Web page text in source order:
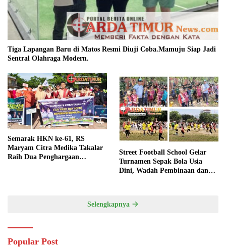
Tiga Lapangan Baru di Matos Resmi Diuji Coba.Mamuju Siap Jadi
Sentral Olahraga Modern.
Semarak HKN ke-61, RS
Maryam Citra Medika Takalar
Raih Dua Penghargaan
Street Football School Gelar
Turnamen Sepak Bola Usia
Dini, Wadah Pembinaan dan
Selengkapnya
Popular Post